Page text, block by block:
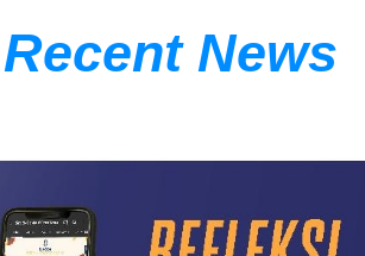
Recent News